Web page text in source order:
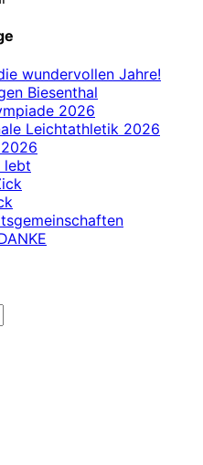
wundervollen Jahre!
Biesenthal
2026
Leichtathletik 2026
lebt